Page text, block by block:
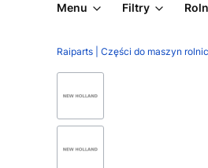
Menu Filtry
Raiparts | Części do maszyn